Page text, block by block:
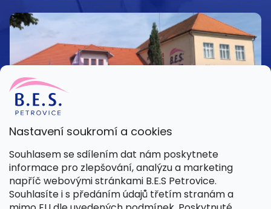
Nastavení soukromí a cookies
Souhlasem se sdílením dat nám poskytnete
informace pro zlepšování, analýzu a marketing
napříč webovými stránkami B.E.S Petrovice.
Souhlasíte i s předáním údajů třetím stranám a
Kamenná prodejna
Pondělí – Pátek 8:00 – 15:30
Petrovice 42, 262 55 Petrovice
Více informací